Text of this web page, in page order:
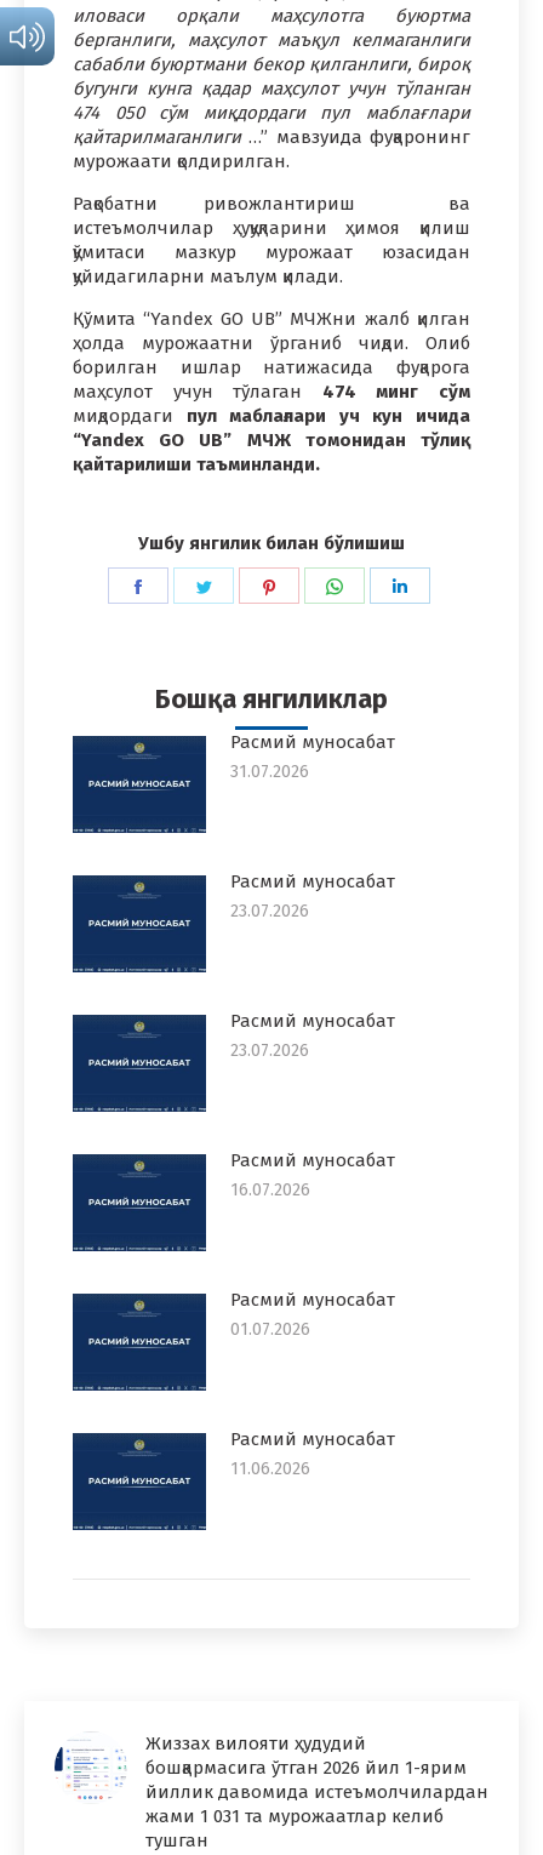
иловаси орқали маҳсулотга буюртма
берганлиги, маҳсулот маъқул келмаганлиги
сабабли буюртмани бекор қилганлиги, бироқ
бугунги кунга қадар маҳсулот учун тўланган
474 050 сўм миқдордаги пул маблағлари
қайтарилмаганлиги…” мавзуида фуқаронинг
мурожаати қолдирилган.
Рақобатни ривожлантириш ва
истеъмолчилар ҳуқуқларини ҳимоя қилиш
қўмитаси мазкур мурожаат юзасидан
қуйидагиларни маълум қилади.
Қўмита “Yandex GO UB” МЧЖни жалб қилган
ҳолда мурожаатни ўрганиб чиқди. Олиб
борилган ишлар натижасида фуқарога
маҳсулот учун тўлаган 474 минг сўм
миқдордаги пул маблағлари уч кун ичида
“Yandex GO UB” МЧЖ томонидан тўлиқ
қайтарилиши таъминланди.
Ушбу янгилик билан бўлишиш
Share
Share
Share
Share
Бошқа янгиликлар
Расмий муносабат
31.07.2026
Расмий муносабат
23.07.2026
Расмий муносабат
23.07.2026
Расмий муносабат
16.07.2026
Расмий муносабат
01.07.2026
Расмий муносабат
11.06.2026
Жиззах вилояти ҳудудий
бошқармасига ўтган 2026 йил 1-ярим
йиллик давомида истеъмолчилардан
жами 1 031 та мурожаатлар келиб
тушган